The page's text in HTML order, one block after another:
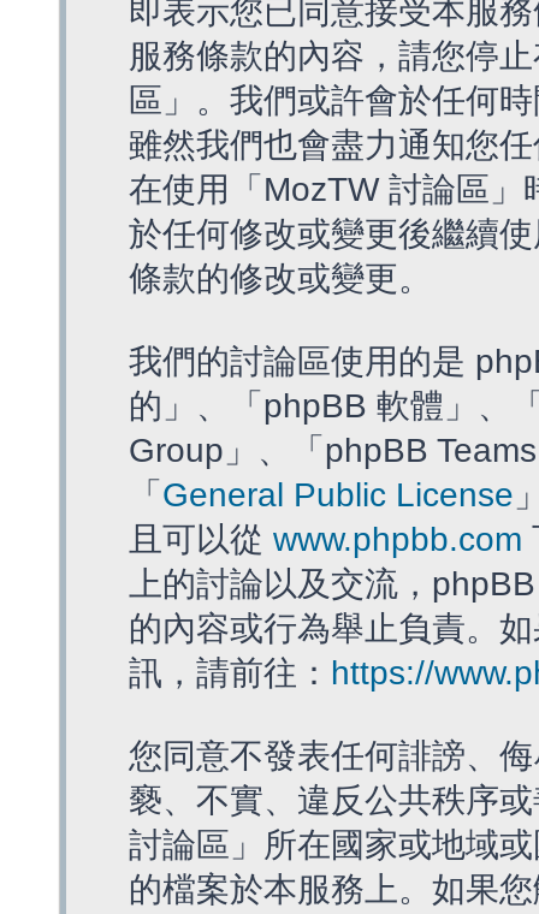
即表示您已同意接受本服
服務條款的內容，請您停
區」。我們或許會於任何
雖然我們也會盡力通知您
在使用「MozTW 討論區
於任何修改或變更後繼續
條款的修改或變更。
我們的討論區使用的是
的」、「phpBB 軟體」、
Group」、「phpBB
「 General Public License
且可以從 www.phpbb.com
上的討論以及交流，
的內容或行為舉止負責。
訊，請前往： https://
您同意不發表任何誹謗、
褻、不實、違反公共秩序
討論區」所在國家或地域
的檔案於本服務上。如果